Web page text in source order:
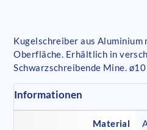
Kugelschreiber aus
Oberfläche. Erhältlich in
Schwarzschreibende Mine.
Informationen
Material